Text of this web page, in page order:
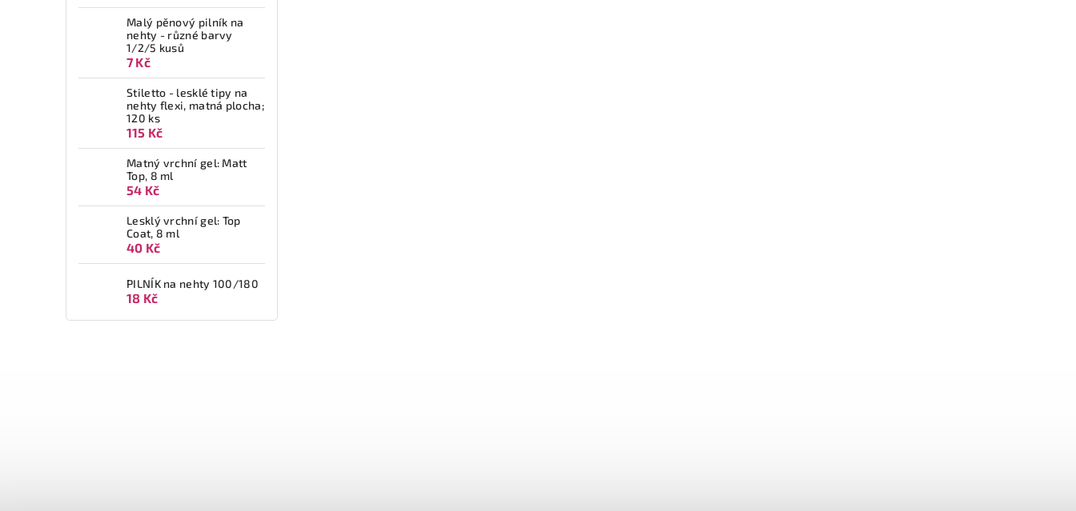
Malý pěnový pilník na
nehty - různé barvy
1/2/5 kusů
7 Kč
Stiletto - lesklé tipy na
nehty flexi, matná plocha;
120 ks
115 Kč
Matný vrchní gel: Matt
Top, 8 ml
54 Kč
Lesklý vrchní gel: Top
Coat, 8 ml
40 Kč
PILNÍK na nehty 100/180
18 Kč